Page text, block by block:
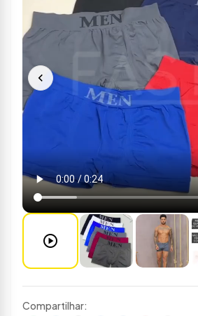
play_circle
Compartilhar: